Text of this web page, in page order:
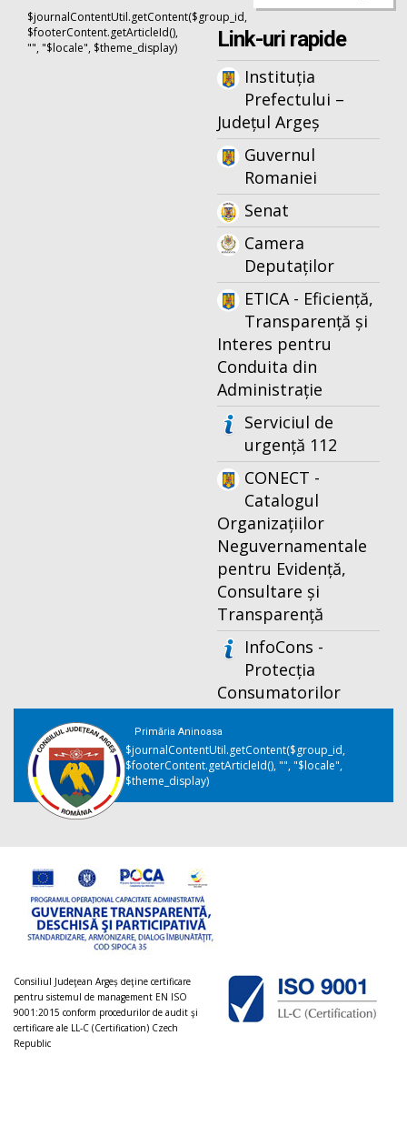
$journalContentUtil.getContent($group_id,
$footerContent.getArticleId(),
"", "$locale", $theme_display)
Link-uri rapide
Instituția
Prefectului –
Județul Argeș
Guvernul
Romaniei
Senat
Camera
Deputaților
ETICA - Eficiență,
Transparență și
Interes pentru
Conduita din
Administrație
Serviciul de
urgență 112
CONECT -
Catalogul
Organizațiilor
Neguvernamentale
pentru Evidență,
Consultare și
Transparență
InfoCons -
Protecția
Consumatorilor
Primăria Aninoasa
$journalContentUtil.getContent($group_id,
$footerContent.getArticleId(), "", "$locale",
$theme_display)
Consiliul Judeţean Argeș deţine certificare
pentru sistemul de management EN ISO
9001:2015 conform procedurilor de audit şi
certificare ale LL-C (Certification) Czech
Republic